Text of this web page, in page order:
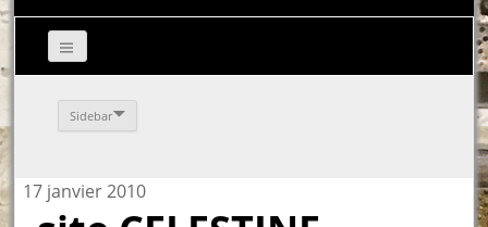
Sidebar
17 janvier 2010